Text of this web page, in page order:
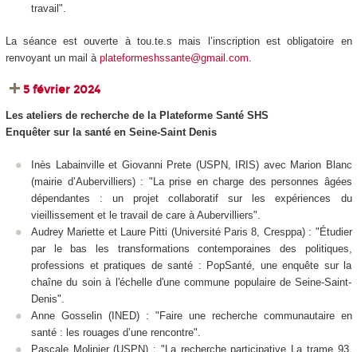
travail".
La séance est ouverte à tou.te.s mais l’inscription est obligatoire en
renvoyant un mail à plateformeshssante@gmail.com
5 février 2024
Les ateliers de recherche de la Plateforme Santé SHS
Enquêter sur la santé en Seine-Saint Denis
Inès Labainville et Giovanni Prete (USPN, IRIS) avec Marion Blanc
(mairie d’Aubervilliers) : "La prise en charge des personnes âgées
dépendantes : un projet collaboratif sur les expériences du
vieillissement et le travail de care à Aubervilliers".
Audrey Mariette et Laure Pitti (Université Paris 8, Cresppa) : "Étudier
par le bas les transformations contemporaines des politiques,
professions et pratiques de santé : PopSanté, une enquête sur la
chaîne du soin à l'échelle d'une commune populaire de Seine-Saint-
Denis".
Anne Gosselin (INED) : "Faire une recherche communautaire en
santé : les rouages d’une rencontre".
Pascale Molinier (USPN) : "La recherche participative La trame 93,